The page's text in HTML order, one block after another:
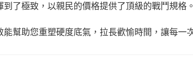
了極致，以親民的價格提供了頂級的戰鬥規格
幫助您重塑硬度底氣，拉長歡愉時間，讓每一